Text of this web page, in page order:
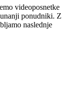
videoposnetke
ponudniki. Z
naslednje